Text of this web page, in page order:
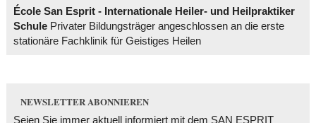
École San Esprit - Internationale Heiler- und Heilpraktiker
SchulePrivater Bildungsträger angeschlossen an die erste
stationäre Fachklinik für Geistiges Heilen
NEWSLETTER ABONNIEREN
Seien Sie immer aktuell informiert mit dem SAN ESPRIT